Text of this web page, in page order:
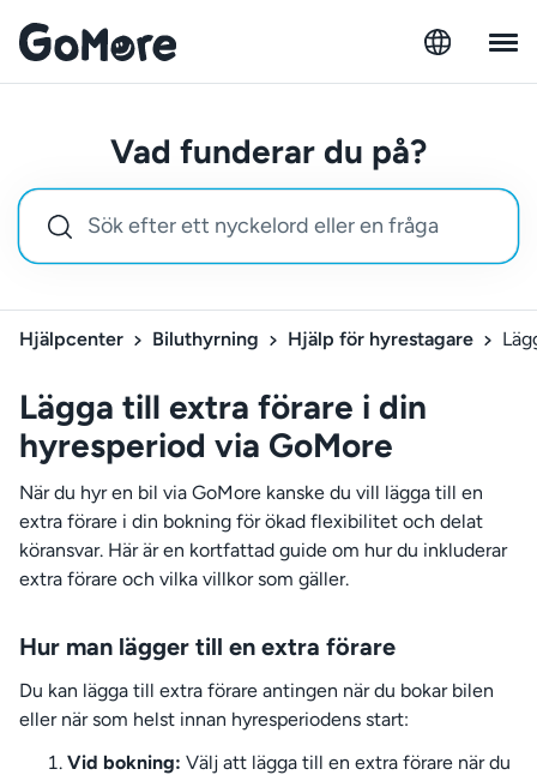
Vad funderar du på?
Hjälpcenter Biluthyrning Hjälp för hyrestagare
Lägga till extra förare i din
hyresperiod via GoMore
När du hyr en bil via GoMore kanske du vill lägga till en
extra förare i din bokning för ökad flexibilitet och delat
köransvar. Här är en kortfattad guide om hur du inkluderar
extra förare och vilka villkor som gäller.
Hur man lägger till en extra förare
Du kan lägga till extra förare antingen när du bokar bilen
eller när som helst innan hyresperiodens start:
Vid bokning: Välj att lägga till en extra förare när du